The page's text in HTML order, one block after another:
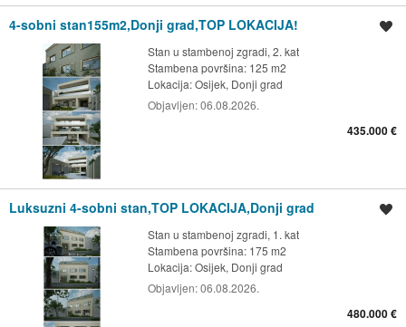
4-sobni stan155m2,Donji grad,TOP LOKACIJA!
Stan u stambenoj zgradi, 2. kat
Stambena površina: 125 m2
Lokacija:Osijek, Donji grad
Objavljen:06.08.2026.
435.000 €
Luksuzni 4-sobni stan,TOP LOKACIJA,Donji grad
Stan u stambenoj zgradi, 1. kat
Stambena površina: 175 m2
Lokacija:Osijek, Donji grad
Objavljen:06.08.2026.
480.000 €